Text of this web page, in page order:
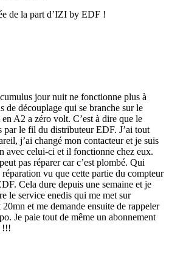
de la part d’IZI by EDF !
jour nuit ne fonctionne plus à
de découplage qui se branche sur le
A2 a zéro volt. C’est à dire que le
par le fil du distributeur EDF. J’ai tout
j’ai changé mon contacteur et je suis
avec celui-ci et il fonctionne chez eux.
pas réparer car c’est plombé. Qui
vu que cette partie du compteur
Cela dure depuis une semaine et je
le service enedis qui me met sur
20mn et me demande ensuite de rappeler
Je paie tout de même un abonnement
!!!